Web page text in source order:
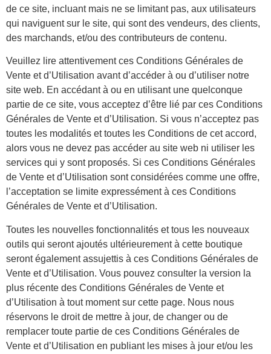
de ce site, incluant mais ne se limitant pas, aux utilisateurs
qui naviguent sur le site, qui sont des vendeurs, des clients,
des marchands, et/ou des contributeurs de contenu.
Veuillez lire attentivement ces Conditions Générales de
Vente et d’Utilisation avant d’accéder à ou d’utiliser notre
site web. En accédant à ou en utilisant une quelconque
partie de ce site, vous acceptez d’être lié par ces Conditions
Générales de Vente et d’Utilisation. Si vous n’acceptez pas
toutes les modalités et toutes les Conditions de cet accord,
alors vous ne devez pas accéder au site web ni utiliser les
services qui y sont proposés. Si ces Conditions Générales
de Vente et d’Utilisation sont considérées comme une offre,
l’acceptation se limite expressément à ces Conditions
Générales de Vente et d’Utilisation.
Toutes les nouvelles fonctionnalités et tous les nouveaux
outils qui seront ajoutés ultérieurement à cette boutique
seront également assujettis à ces Conditions Générales de
Vente et d’Utilisation. Vous pouvez consulter la version la
plus récente des Conditions Générales de Vente et
d’Utilisation à tout moment sur cette page. Nous nous
réservons le droit de mettre à jour, de changer ou de
remplacer toute partie de ces Conditions Générales de
Vente et d’Utilisation en publiant les mises à jour et/ou les